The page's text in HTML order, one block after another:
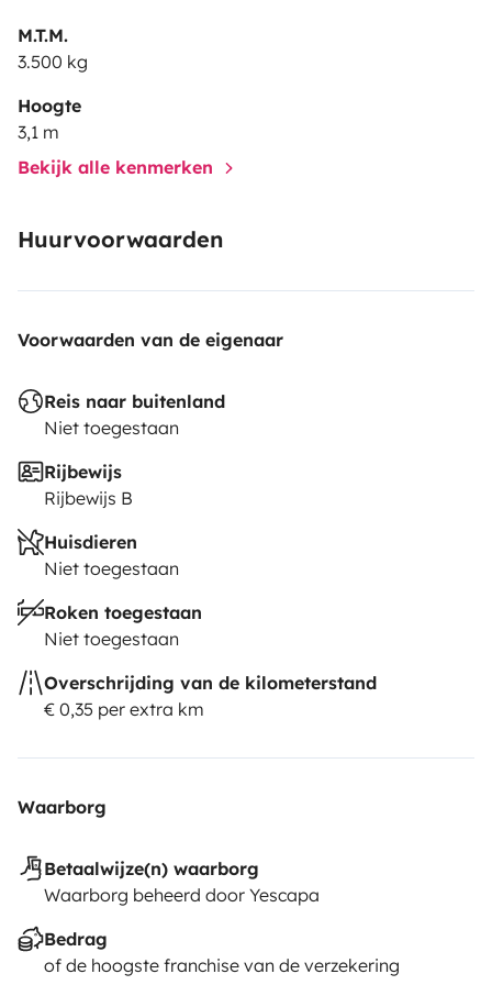
accueillir dans notre belle Région !!!
M.T.M.
3.500 kg
Hoogte
3,1 m
Bekijk alle kenmerken
Huurvoorwaarden
Voorwaarden van de eigenaar
Reis naar buitenland
Niet toegestaan
Rijbewijs
Rijbewijs B
Huisdieren
Niet toegestaan
Roken toegestaan
Niet toegestaan
Overschrijding van de kilometerstand
€ 0,35 per extra km
Waarborg
Betaalwijze(n) waarborg
Waarborg beheerd door Yescapa
Bedrag
of de hoogste franchise van de verzekering